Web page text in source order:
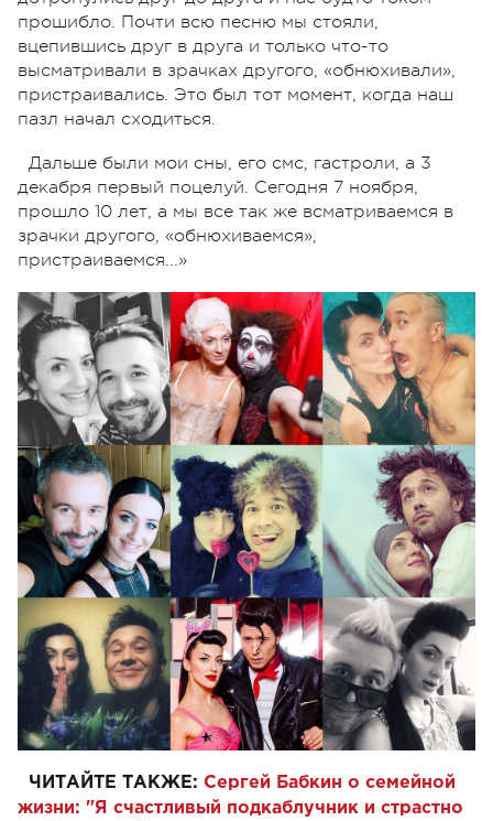
прошибло. Почти всю песню мы стояли,
вцепившись друг в друга и только что-то
высматривали в зрачках другого, «обнюхивали»,
пристраивались. Это был тот момент, когда наш
пазл начал сходиться.
Дальше были мои сны, его смс, гастроли, а 3
декабря первый поцелуй. Сегодня 7 ноября,
прошло 10 лет, а мы все так же всматриваемся в
зрачки другого, «обнюхиваемся»,
пристраиваемся...»
ЧИТАЙТЕ ТАКЖЕ: Сергей Бабкин о семейной
жизни: "Я счастливый подкаблучник и страстно